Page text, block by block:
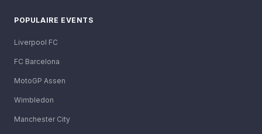
POPULAIRE EVENTS
Liverpool FC
FC Barcelona
MotoGP Assen
Wimbledon
Manchester City